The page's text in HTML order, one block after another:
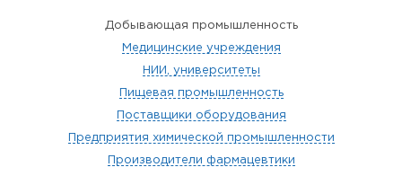
Добывающая промышленность
Медицинские учреждения
НИИ, университеты
Пищевая промышленность
Поставщики оборудования
Предприятия химической промышленности
Производители фармацевтики